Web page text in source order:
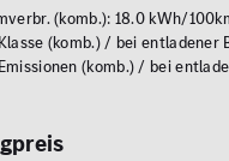
(komb.): 18.0 kWh/
(komb.) / bei entladener
(komb.) / bei